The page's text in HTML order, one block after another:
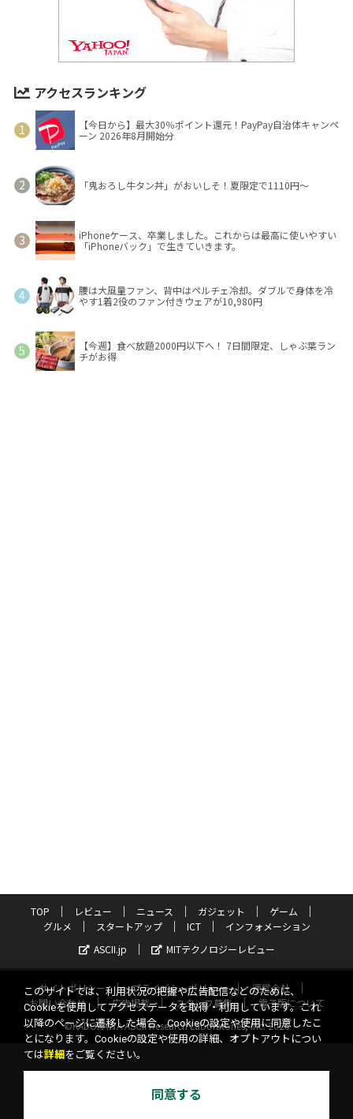
アクセスランキング
【今日から】最大30％ポイント還元！PayPay自治体キャンペ
ーン 2026年8月開始分
「鬼おろし牛タン丼」がおいしそ！夏限定で1110円～
iPhoneケース、卒業しました。これからは最高に使いやすい
「iPhoneバック」で生きていきます。
腰は大風量ファン、背中はペルチェ冷却。ダブルで身体を冷
やす1着2役のファン付きウェアが10,980円
【今週】食べ放題2000円以下へ！ 7日間限定、しゃぶ葉ラン
チがお得
TOP レビュー ニュース ガジェット
ゲーム
グルメ
スタートアップ ICT
インフォメーション
ASCII.jp
MITテクノロジーレビュー
サイトポリシー プライバシーポリシー
運営会社
お問い合わせ
広告掲載 スタッフ募集
電子版について
©KADOKAWA ASCII Research Laboratories, Inc. 2026
このサイトでは、利用状況の把握や広告配信などのために、
Cookieを使用してアクセスデータを取得・利用しています。これ
以降のページに遷移した場合、Cookieの設定や使用に同意したこ
とになります。Cookieの設定や使用の詳細、オプトアウトについ
ては詳細 をご覧ください。
同意する